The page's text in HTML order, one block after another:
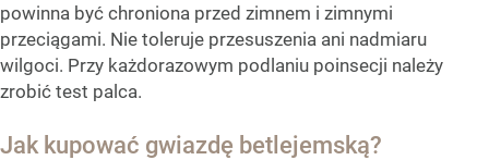
powinna być chroniona przed zimnem i zimnymi
przeciągami. Nie toleruje przesuszenia ani nadmiaru
wilgoci. Przy każdorazowym podlaniu poinsecji należy
zrobić test palca.
Jak kupować gwiazdę betlejemską?